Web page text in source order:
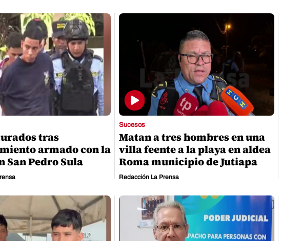
tras
armado con la
San Pedro Sula
Sucesos
Matan a tres hombres en una
villa feente a la playa en aldea
Roma municipio de Jutiapa
Redacción La Prensa